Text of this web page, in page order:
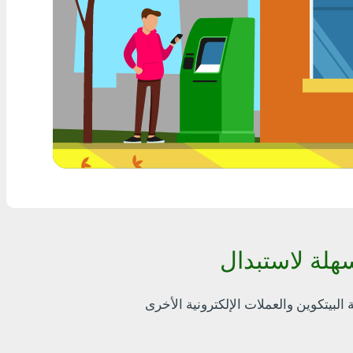
أٍ بل? THB
Visa/MasterCard MDL
Visa/MasterCard AMD
Visa/MasterCard TRY
Bitcoin